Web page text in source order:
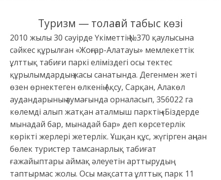
Туризм — толағай табыс көзі
2010 жылы 30 сәуірде Үкіметтің №370 қаулысына
сәйкес құрылған «Жоңғар-Алатауы» мемлекеттік
ұлттық табиғи паркі еліміздегі осы тектес
құрылымдардың жасы санатында. Дегенмен жеті
өзен өрнектеген өлкенің Ақсу, Сарқан, Алакөл
аудандарының аумағында орналасып, 356022 га
көлемді алып жатқан аталмыш парктің «Біздерде
мынадай бар, мынадай бар» деп көрсетерлік
көрікті жерлері жетерлік. Ұшқан құс, жүгірген аңнан
бөлек туристер тамсанарлық табиғат
ғажайыптары аймақ әлеуетін арттырудың
таптырмас жолы. Осы мақсатта ұлттық парк 11